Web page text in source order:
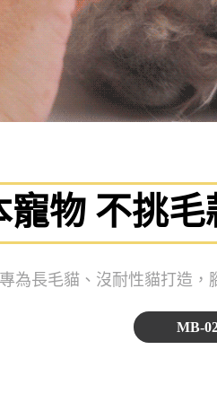
寵物 不挑
為長毛貓、沒耐性貓打造，
MB-